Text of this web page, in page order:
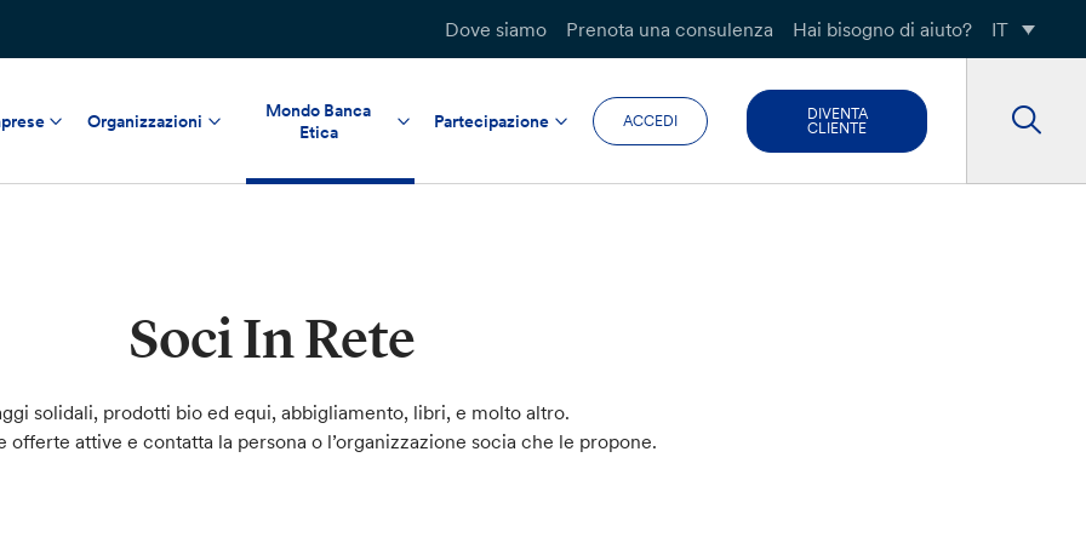
Dove siamo Prenota una consulenza Hai bisogno di aiuto? IT
Organizzazioni
Mondo Banca
Etica
Partecipazione ACCEDI
DIVENTA
CLIENTE
Soci In Rete
solidali, prodotti bio ed equi, abbigliamento, libri, e molto altro.
offerte attive e contatta la persona o l’organizzazione socia che le propone.